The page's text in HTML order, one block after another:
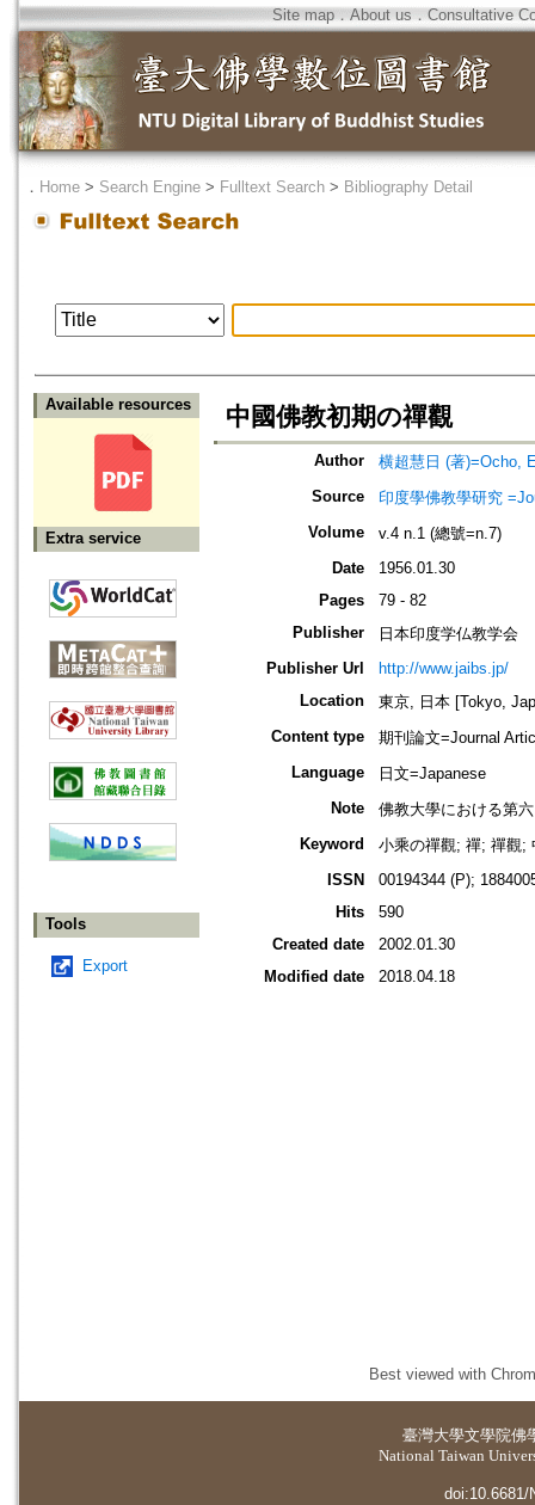
Site map．About us ． Consultative
． Home > Search Engine > Fulltext Search > Bibliography Detail
Available resources
Extra service
Tools
Export
中國佛教初期の禪觀
Author
横超慧日 (著)=Ocho,
Source
印度學佛教學研究
Volume
v.4 n.1 (總號=n.7)
Date
1956.01.30
Pages
79 - 82
Publisher
日本印度学仏教学会
Publisher Url
http://www.jaibs.jp/
Location
東京, 日本 [Tokyo,
Content type
期刊論文=Journal
Language
日文=Japanese
Note
佛教大學における第
Keyword
小乘の禪觀; 禪; 禪觀;
ISSN
00194344 (P);
Hits
590
Created date
2002.01.30
Modified date
2018.04.18
Best viewed with
臺灣大學文學院佛
National Taiwan
doi:10.6681/